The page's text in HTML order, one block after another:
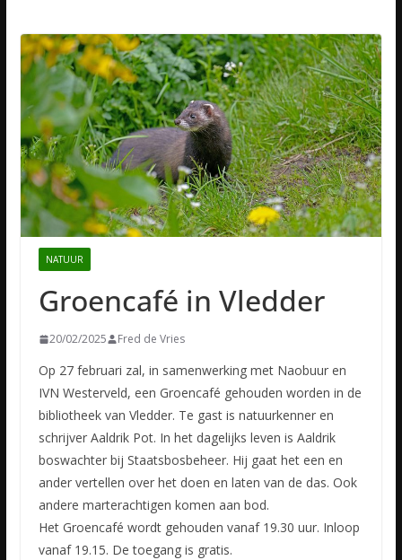
NATUUR
Groencafé in Vledder
20/02/2025 Fred de Vries
Op 27 februari zal, in samenwerking met Naobuur en
IVN Westerveld, een Groencafé gehouden worden in de
bibliotheek van Vledder. Te gast is natuurkenner en
schrijver Aaldrik Pot. In het dagelijks leven is Aaldrik
boswachter bij Staatsbosbeheer. Hij gaat het een en
ander vertellen over het doen en laten van de das. Ook
andere marterachtigen komen aan bod.
Het Groencafé wordt gehouden vanaf 19.30 uur. Inloop
vanaf 19.15. De toegang is gratis.